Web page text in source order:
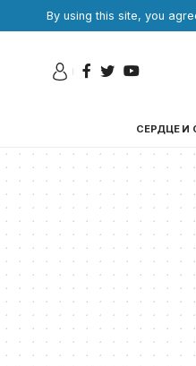
By using this site, you
СЕРДЦЕ И